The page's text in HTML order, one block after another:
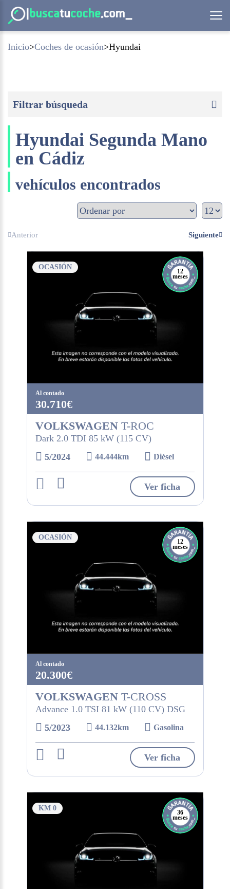
Inicio Coches de ocasión Hyundai
Filtrar búsqueda
Hyundai Segunda Mano
en Cádiz
vehículos encontrados
Anterior Siguiente
OCASIÓN
12
meses
Al contado
30.710€
VOLKSWAGENT-ROC
Dark 2.0 TDI 85 kW (115 CV)
5/2024
44.444km Diésel
Ver ficha
OCASIÓN
12
meses
Al contado
20.300€
VOLKSWAGENT-CROSS
Advance 1.0 TSI 81 kW (110 CV) DSG
5/2023
44.132km Gasolina
Ver ficha
KM 0
36
meses